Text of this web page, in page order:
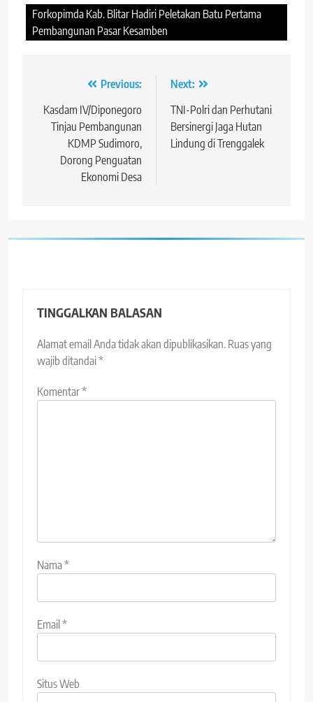
Forkopimda Kab. Blitar Hadiri Peletakan Batu Pertama
Pembangunan Pasar Kesamben
Navigasi
pos
Previous:
Kasdam IV/Diponegoro
Tinjau Pembangunan
KDMP Sudimoro,
Dorong Penguatan
Ekonomi Desa
Next:
TNI-Polri dan Perhutani
Bersinergi Jaga Hutan
Lindung di Trenggalek
TINGGALKAN BALASAN
Alamat email Anda tidak akan dipublikasikan. Ruas yang
wajib ditandai*
Komentar*
Nama*
Email*
Situs Web